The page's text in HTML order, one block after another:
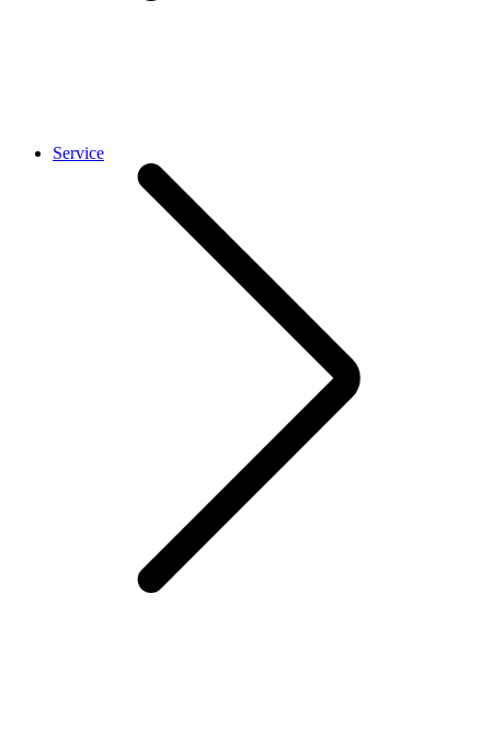
Service